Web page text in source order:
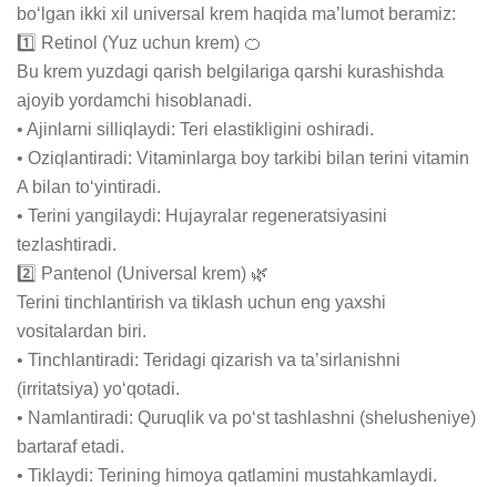
boʻlgan ikki xil universal krem haqida maʼlumot beramiz:
1️⃣ Retinol (Yuz uchun krem) 🍊
Bu krem yuzdagi qarish belgilariga qarshi kurashishda
ajoyib yordamchi hisoblanadi.
• Ajinlarni silliqlaydi: Teri elastikligini oshiradi.
• Oziqlantiradi: Vitaminlarga boy tarkibi bilan terini vitamin
A bilan toʻyintiradi.
• Terini yangilaydi: Hujayralar regeneratsiyasini
tezlashtiradi.
2️⃣ Pantenol (Universal krem) 🌿
Terini tinchlantirish va tiklash uchun eng yaxshi
vositalardan biri.
• Tinchlantiradi: Teridagi qizarish va taʼsirlanishni
(irritatsiya) yoʻqotadi.
• Namlantiradi: Quruqlik va poʻst tashlashni (shelusheniye)
bartaraf etadi.
• Tiklaydi: Terining himoya qatlamini mustahkamlaydi.